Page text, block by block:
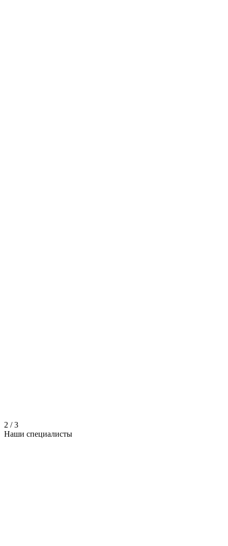
2 /3
Наши специалисты